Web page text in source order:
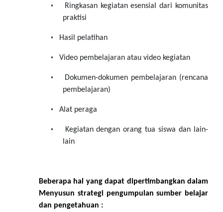
•
Ringkasan kegiatan esensial dari komunitas
praktisi
• Hasil pelatihan
• Video pembelajaran atau video kegiatan
•
Dokumen-dokumen pembelajaran (rencana
pembelajaran)
• Alat peraga
•
Kegiatan dengan orang tua siswa dan lain-
lain
Beberapa hal yang dapat dipertimbangkan dalam
Menyusun strategi pengumpulan sumber belajar
dan pengetahuan :